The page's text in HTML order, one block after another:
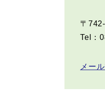
〒
Tel：
メー